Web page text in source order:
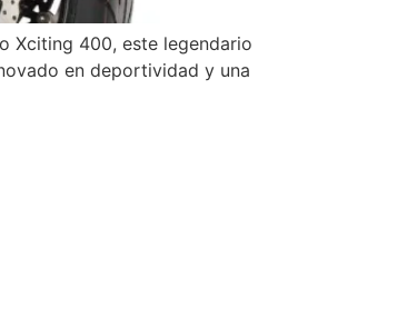
Xciting 400, este legendario
en deportividad y una